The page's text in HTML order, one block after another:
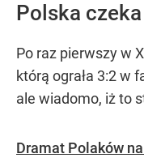
Polska
Po raz pierwszy w
którą ograła 3:2 w
ale wiadomo, iż to
Dramat Polaków